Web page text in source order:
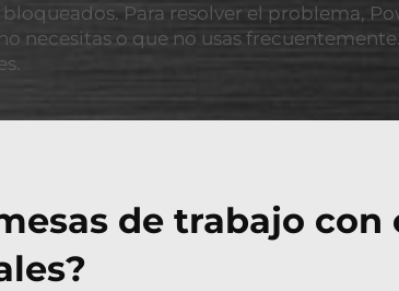
Para resolver el problema,
necesitas o que no usas
de trabajo con